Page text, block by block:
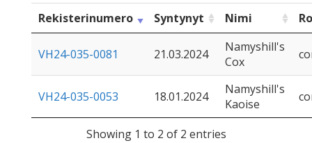
Rekisterinumero
Syntynyt Nimi
VH24-035-0081 21.03.2024
Namyshill's
Cox
VH24-035-0053 18.01.2024
Namyshill's
Kaoise
Showing 1 to 2 of 2 entries